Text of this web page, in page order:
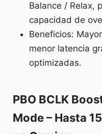
Balance / Relax,
capacidad de
Beneficios:
menor latencia
optimizadas.
PBO BCLK
Mode – Hasta